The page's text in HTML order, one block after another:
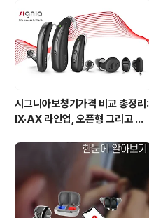
시그니아보청기가격 비교 총정리:
IX·AX 라인업, 오픈형 그리고 귓
브히어링 부산직영점